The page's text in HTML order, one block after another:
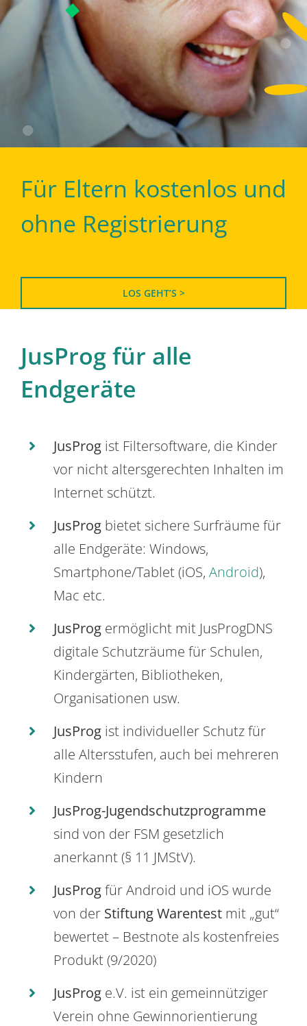
Für Eltern kostenlos und
ohne Registrierung
LOS GEHT’S >
JusProg für alle
Endgeräte
JusProg ist Filtersoftware, die Kinder
vor nicht altersgerechten Inhalten im
Internet schützt.
JusProg bietet sichere Surfräume für
alle Endgeräte: Windows,
Smartphone/Tablet (iOS, Android),
Mac etc.
JusProg ermöglicht mit JusProgDNS
digitale Schutzräume für Schulen,
Kindergärten, Bibliotheken,
Organisationen usw.
JusProg ist individueller Schutz für
alle Altersstufen, auch bei mehreren
Kindern
JusProg-Jugendschutzprogramme
sind von der FSM gesetzlich
anerkannt (§ 11 JMStV).
JusProgfür Android und iOS wurde
von der Stiftung Warentest mit „gut“
bewertet – Bestnote als kostenfreies
Produkt (9/2020)
JusProg e.V. ist ein gemeinnütziger
Verein ohne Gewinnorientierung